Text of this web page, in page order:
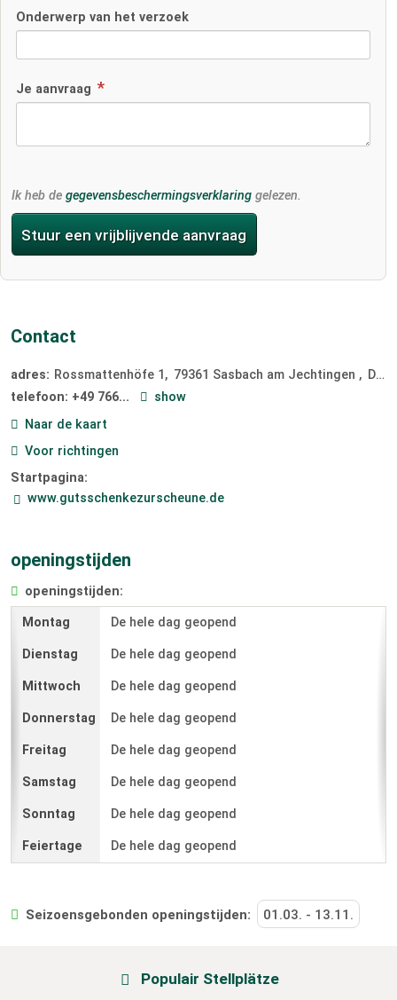
Onderwerp van het verzoek
Je aanvraag
Ik heb de gegevensbeschermingsverklaring gelezen.
Stuur een vrijblijvende aanvraag
Contact
adres: Rossmattenhöfe 1 79361 Sasbach am Jechtingen
Duitsland
telefoon: +49 766...
show
Naar de kaart
Voor richtingen
Startpagina:
www.gutsschenkezurscheune.de
openingstijden
openingstijden:
De hele dag geopend
De hele dag geopend
De hele dag geopend
De hele dag geopend
De hele dag geopend
De hele dag geopend
De hele dag geopend
De hele dag geopend
Seizoensgebonden openingstijden: 01.03. - 13.11.
Populair Stellplätze